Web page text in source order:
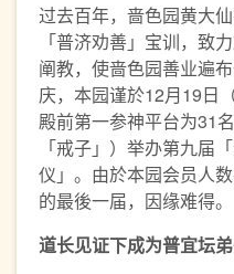
过去百年，啬色园黄大
「普济劝善」宝训，致
阐教，使啬色园善业遍
庆，本园谨於12月19日
殿前第一参神平台为31
「戒子」）举办第九届
仪」。由於本园会员人
的最後一届，因缘难得。
道长见证下成为普宜坛